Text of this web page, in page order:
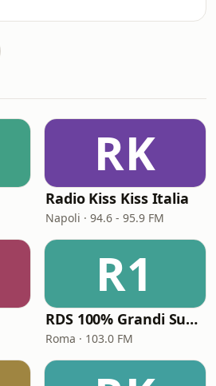
RK
Radio Kiss Kiss Italia
Napoli · 94.6 - 95.9 FM
R1
RDS 100% Grandi Successi
Roma · 103.0 FM